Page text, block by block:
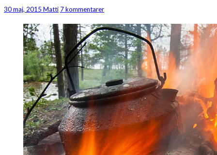
glesbygden
30 maj, 2015 Matti Kommentarer
7 kommentarer